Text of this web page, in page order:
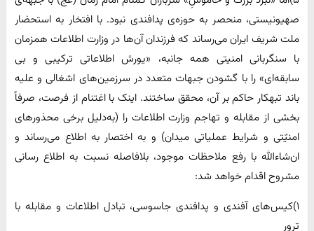
صهیونیستی، منحصر به حوزه‌ی پدافندی نبود. با افتخار به استحضار
ملت شریف ایران می‌رساند که فرزندان آن‌ها در وزارت اطلاعات همزمان
با سنگربانی امنیتی همه جانبه، «یورش اطلاعاتی ترکیبی و بی
سابقه‌ای» را با گشودن جبهات متعدد در سرزمین‌های اشغالی و علیه
باند تبهکار حاکم بر آن، محقق ساختند. اینک با اغتنام از فرصت، صرفاً
بخشی از مقابله و تهاجم وزارت اطلاعات را (به‌دلیل برخی محذورهای
امنیّتی و شرایط عملیاتی میدان) و به اختصار به اطلاع می‌رساند و
ان‌شاءالله با رفع ملاحظات موجود، بلافاصله نسبت به اطلاع رسانی
مشروح اقدام خواهد شد:
۱)کیس‌های آفندی و پدافندی جاسوسی، تبادل اطلاعات و مقابله با
ترور